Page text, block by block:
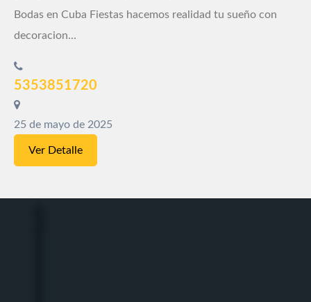
Bodas en Cuba Fiestas hacemos realidad tu sueño con
decoracion...
5353851720
25 de mayo de 2025
Ver Detalle